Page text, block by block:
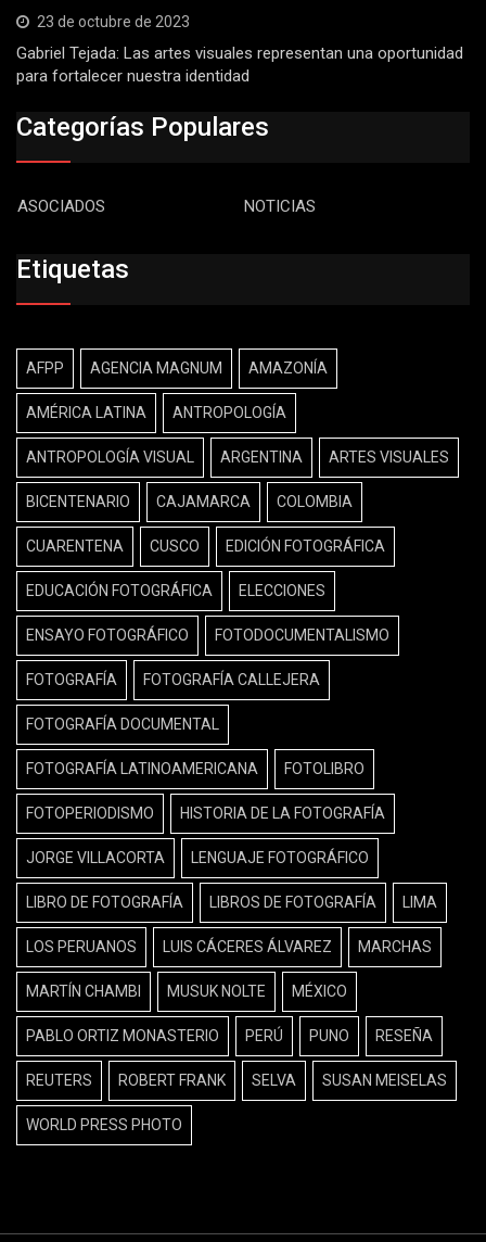
23 de octubre de 2023
Gabriel Tejada: Las artes visuales representan una oportunidad
para fortalecer nuestra identidad
Categorías Populares
ASOCIADOS NOTICIAS
Etiquetas
AFPP AGENCIA MAGNUM AMAZONÍA
AMÉRICA LATINA ANTROPOLOGÍA
ANTROPOLOGÍA VISUAL ARGENTINA ARTES VISUALES
BICENTENARIO CAJAMARCA COLOMBIA
CUARENTENA CUSCO EDICIÓN FOTOGRÁFICA
EDUCACIÓN FOTOGRÁFICA ELECCIONES
ENSAYO FOTOGRÁFICO FOTODOCUMENTALISMO
FOTOGRAFÍA FOTOGRAFÍA CALLEJERA
FOTOGRAFÍA DOCUMENTAL
FOTOGRAFÍA LATINOAMERICANA FOTOLIBRO
FOTOPERIODISMO HISTORIA DE LA FOTOGRAFÍA
JORGE VILLACORTA LENGUAJE FOTOGRÁFICO
LIBRO DE FOTOGRAFÍA LIBROS DE FOTOGRAFÍA LIMA
LOS PERUANOS LUIS CÁCERES ÁLVAREZ MARCHAS
MARTÍN CHAMBI MUSUK NOLTE MÉXICO
PABLO ORTIZ MONASTERIO PERÚ PUNO RESEÑA
REUTERS ROBERT FRANK SELVA SUSAN MEISELAS
WORLD PRESS PHOTO